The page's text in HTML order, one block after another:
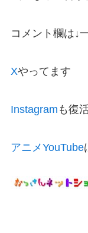
コメント欄は↓
Xやってます
Instagram も復
アニメYouTube